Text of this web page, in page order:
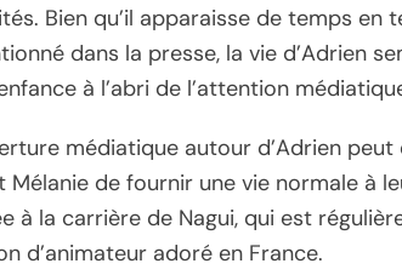
Bien qu’il apparaisse de temps
dans la presse, la vie d’Adrien
à l’abri de l’attention
médiatique autour d’Adrien
Mélanie de fournir une vie normale à
à la carrière de Nagui, qui est
d’animateur adoré en France.